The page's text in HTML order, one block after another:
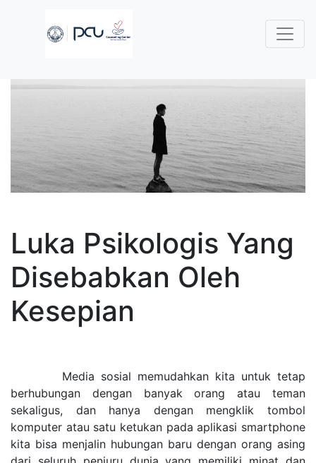
Luka Psikologis Yang
Disebabkan Oleh
Kesepian
Media sosial memudahkan kita untuk tetap
berhubungan dengan banyak orang atau teman
sekaligus, dan hanya dengan mengklik tombol
komputer atau satu ketukan pada aplikasi smartphone
kita bisa menjalin hubungan baru dengan orang asing